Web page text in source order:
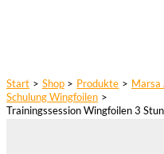
Start Shop Produkte Marsa
Schulung Wingfoilen
Trainingssession Wingfoilen 3